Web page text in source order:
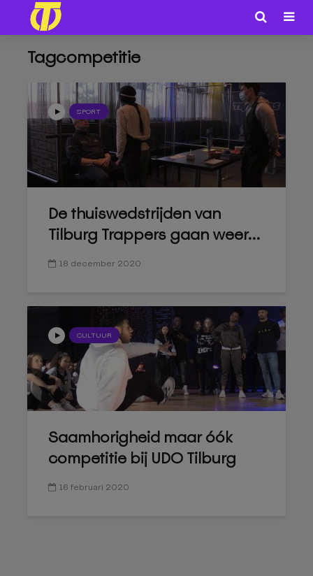
Tagcompetitie
SPORT
De thuiswedstrijden van
Tilburg Trappers gaan weer...
18 december 2020
CULTUUR
Saamhorigheid maar óók
competitie bij UDO Tilburg
16 februari 2020